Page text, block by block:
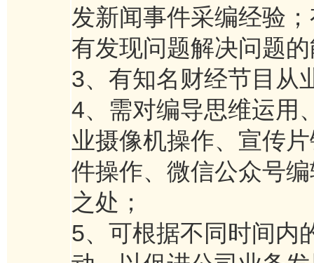
发新闻事件采编经验
有发现问题解决问题
3、有知名财经节目从
4、需对编导思维运用
业摄像机操作、宣传
件操作、微信公众号
之处；
5、可根据不同时间内